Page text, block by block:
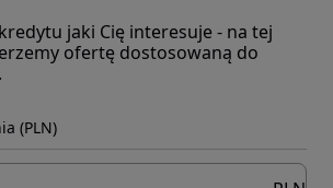
jaki Cię interesuje - na tej
ofertę dostosowaną do
(PLN)